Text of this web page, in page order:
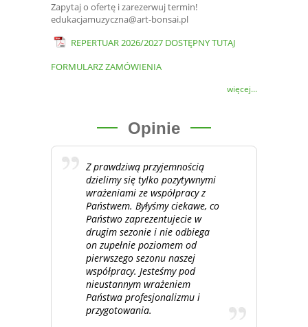
Zapytaj o ofertę i zarezerwuj termin!
edukacjamuzyczna@art-bonsai.pl
REPERTUAR 2026/2027 DOSTĘPNY TUTAJ
FORMULARZ ZAMÓWIENIA
więcej...
Opinie
Z prawdziwą przyjemnością
dzielimy się tylko pozytywnymi
wrażeniami ze współpracy z
Państwem. Byłyśmy ciekawe, co
Państwo zaprezentujecie w
drugim sezonie i nie odbiega
on zupełnie poziomem od
pierwszego sezonu naszej
współpracy. Jesteśmy pod
nieustannym wrażeniem
Państwa profesjonalizmu i
przygotowania.